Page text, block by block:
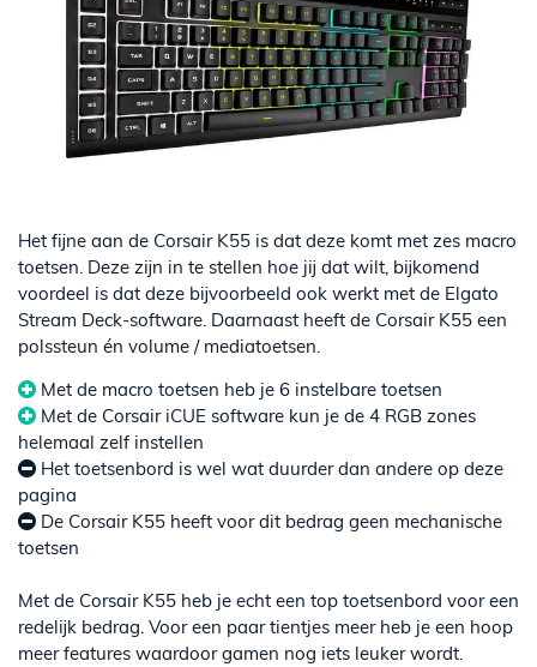
Het fijne aan de Corsair K55 is dat deze komt met zes macro
toetsen. Deze zijn in te stellen hoe jij dat wilt, bijkomend
voordeel is dat deze bijvoorbeeld ook werkt met de Elgato
Stream Deck-software. Daarnaast heeft de Corsair K55 een
polssteun én volume / mediatoetsen.
Met de macro toetsen heb je 6 instelbare toetsen
Met de Corsair iCUE software kun je de 4 RGB zones
helemaal zelf instellen
Het toetsenbord is wel wat duurder dan andere op deze
pagina
De Corsair K55 heeft voor dit bedrag geen mechanische
toetsen
Met de Corsair K55 heb je echt een top toetsenbord voor een
redelijk bedrag. Voor een paar tientjes meer heb je een hoop
meer features waardoor gamen nog iets leuker wordt.